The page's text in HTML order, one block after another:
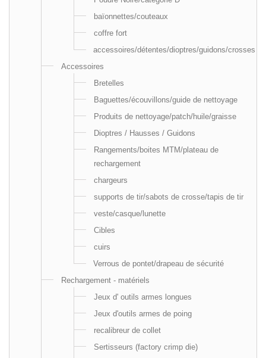
baïonnettes/couteaux
coffre fort
accessoires/détentes/dioptres/guidons/crosses
Accessoires
Bretelles
Baguettes/écouvillons/guide de nettoyage
Produits de nettoyage/patch/huile/graisse
Dioptres / Hausses / Guidons
Rangements/boites MTM/plateau de
rechargement
chargeurs
supports de tir/sabots de crosse/tapis de tir
veste/casque/lunette
Cibles
cuirs
Verrous de pontet/drapeau de sécurité
Rechargement - matériels
Jeux d' outils armes longues
Jeux d'outils armes de poing
recalibreur de collet
Sertisseurs (factory crimp die)